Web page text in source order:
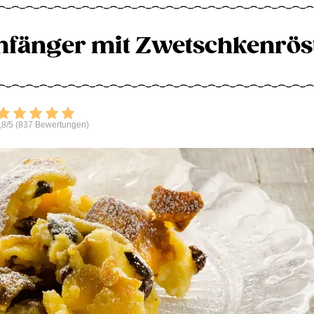
mit
Bewerten
5 (837 Bewertungen)